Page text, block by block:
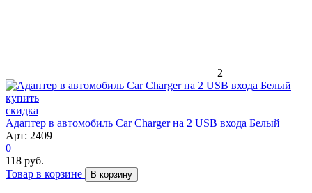
2
скидка
Адаптер в автомобиль Car Charger на 2 USB входа Белый
Арт: 2409
0
118 руб.
Товар в корзине
В корзину